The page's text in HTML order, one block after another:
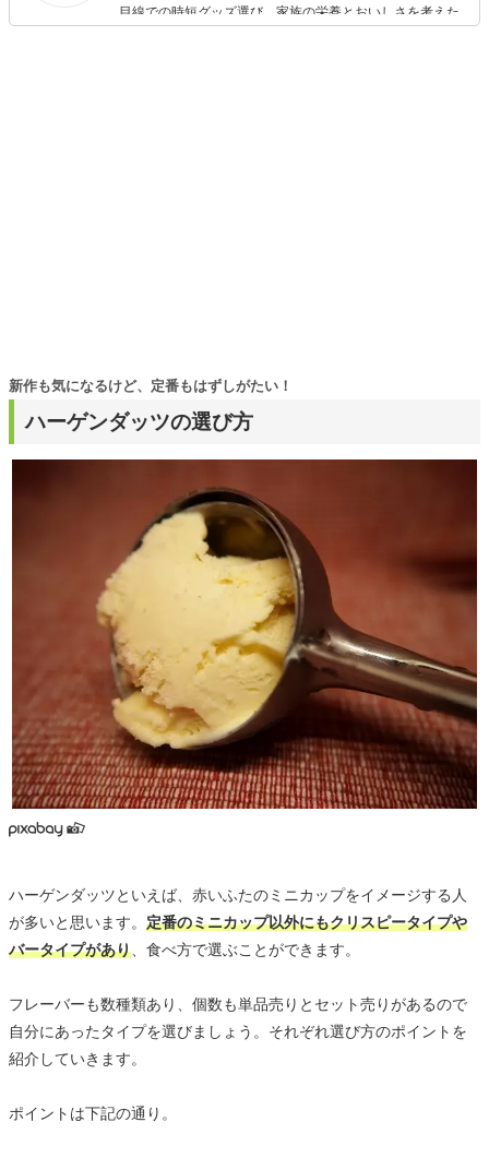
目線での時短グッズ選び、家族の栄養とおいしさを考えた
食品選び、束の間のリラックスタイムを楽しむためのスイ
ハーゲンダッツの選び方
新作も気になるけど、定番もはずしがたい！
ハーゲンダッツといえば、赤いふたのミニカップをイメージする人
が多いと思います。 定番のミニカップ以外にもクリスピータイプや
バータイプがあり 、食べ方で選ぶことができます。
フレーバーも数種類あり、個数も単品売りとセット売りがあるので
自分にあったタイプを選びましょう。それぞれ選び方のポイントを
紹介していきます。
ポイントは下記の通り。